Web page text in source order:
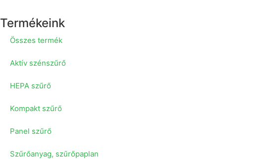
Termékeink
Összes termék
Aktív szénszűrő
HEPA szűrő
Kompakt szűrő
Panel szűrő
Szűrőanyag, szűrőpaplan